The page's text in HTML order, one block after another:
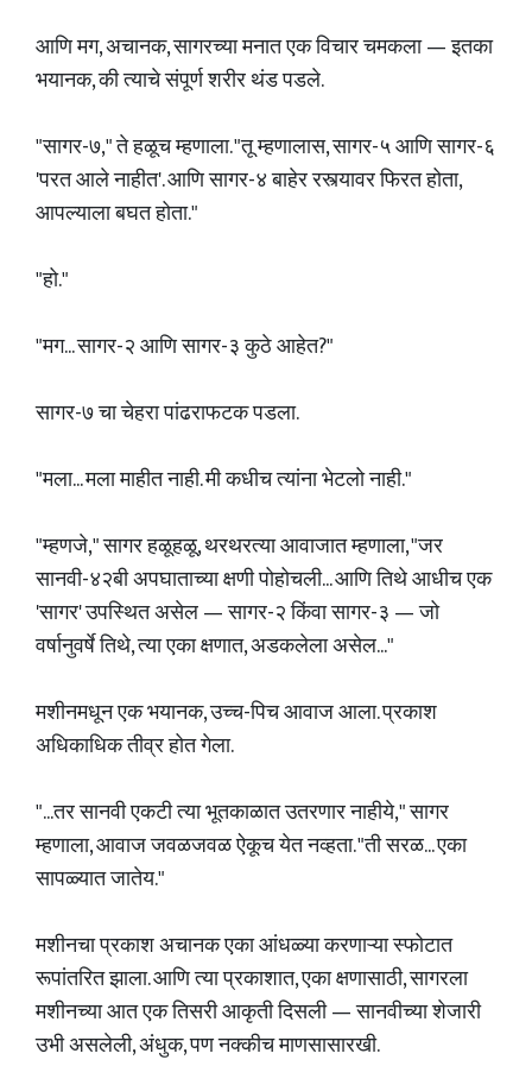
आणि मग, अचानक, सागरच्या मनात एक विचार चमकला — इतका
भयानक, की त्याचे संपूर्ण शरीर थंड पडले.
"सागर-७," ते हळूच म्हणाला. "तू म्हणालास, सागर-५ आणि सागर-६
'परत आले नाहीत'. आणि सागर-४ बाहेर रस्त्यावर फिरत होता,
आपल्याला बघत होता."
"हो."
"मग... सागर-२ आणि सागर-३ कुठे आहेत?"
सागर-७ चा चेहरा पांढराफटक पडला.
"मला... मला माहीत नाही. मी कधीच त्यांना भेटलो नाही."
"म्हणजे," सागर हळूहळू, थरथरत्या आवाजात म्हणाला, "जर
सानवी-४२बी अपघाताच्या क्षणी पोहोचली... आणि तिथे आधीच एक
'सागर' उपस्थित असेल — सागर-२ किंवा सागर-३ — जो
वर्षानुवर्षे तिथे, त्या एका क्षणात, अडकलेला असेल..."
मशीनमधून एक भयानक, उच्च-पिच आवाज आला. प्रकाश
अधिकाधिक तीव्र होत गेला.
"...तर सानवी एकटी त्या भूतकाळात उतरणार नाहीये," सागर
म्हणाला, आवाज जवळजवळ ऐकूच येत नव्हता. "ती सरळ... एका
सापळ्यात जातेय."
मशीनचा प्रकाश अचानक एका आंधळ्या करणाऱ्या स्फोटात
रूपांतरित झाला. आणि त्या प्रकाशात, एका क्षणासाठी, सागरला
मशीनच्या आत एक तिसरी आकृती दिसली — सानवीच्या शेजारी
उभी असलेली, अंधुक, पण नक्कीच माणसासारखी.